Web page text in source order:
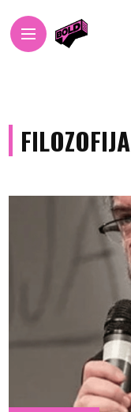
FILOZOFIJA